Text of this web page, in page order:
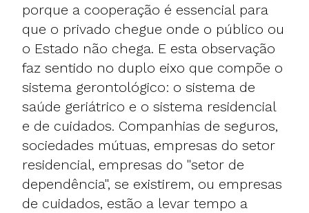
porque a cooperação é essencial para
que o privado chegue onde o público ou
o Estado não chega. E esta observação
faz sentido no duplo eixo que compõe o
sistema gerontológico: o sistema de
saúde geriátrico e o sistema residencial
e de cuidados. Companhias de seguros,
sociedades mútuas, empresas do setor
residencial, empresas do "setor de
dependência", se existirem, ou empresas
de cuidados, estão a levar tempo a